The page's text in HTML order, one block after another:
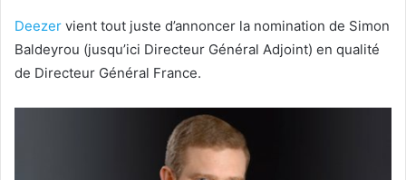
Deezer vient tout juste d’annoncer la nomination de Simon
Baldeyrou (jusqu’ici Directeur Général Adjoint) en qualité
de Directeur Général France.